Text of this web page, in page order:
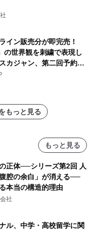
イン販売分が即完売！
の世界観を刺繍で表現し
カジャン、第二回予約販
もっと見る
もっと見る
正体──シリーズ第2回 人
腔の余白」が消える──
本当の構造的理由
社
ル、中学・高校留学に関